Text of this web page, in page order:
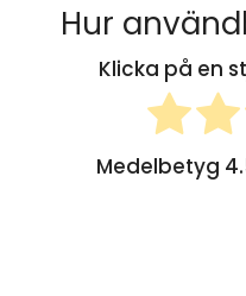
Hur
Klicka på en
Medelbetyg